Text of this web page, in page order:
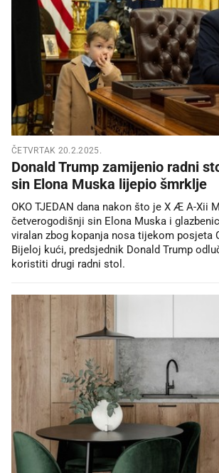
ČETVRTAK 20.2.2025.
Donald Trump zamijenio radni
sin Elona Muska lijepio šmrklje
OKO TJEDAN dana nakon što je X Æ A-Xii
četverogodišnji sin Elona Muska i
viralan zbog kopanja nosa tijekom posjeta
Bijeloj kući, predsjednik Donald Trump
koristiti drugi radni stol.